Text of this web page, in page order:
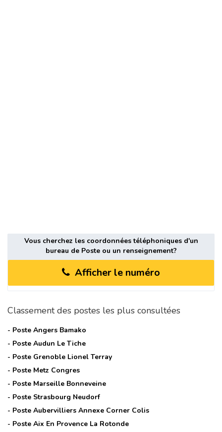
Vous cherchez les coordonnées téléphoniques d'un
bureau de Poste ou un renseignement?
Afficher le numéro
Classement des postes les plus consultées
- Poste Angers Bamako
- Poste Audun Le Tiche
- Poste Grenoble Lionel Terray
- Poste Metz Congres
- Poste Marseille Bonneveine
- Poste Strasbourg Neudorf
- Poste Aubervilliers Annexe Corner Colis
- Poste Aix En Provence La Rotonde